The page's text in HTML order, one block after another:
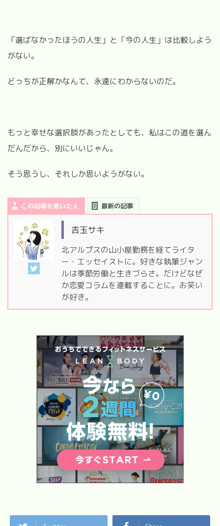
「選ばなかったほうの人生」と「今の人生」は比較しよう
がない。
どっちが正解かなんて、永遠にわからないのだ。
もっと幸せな選択肢があったとしても、私はこの道を選ん
だんだから、別にいいじゃん。
そう思うし、それしか思いようがない。
この記事を書いた人 最新の記事
吉玉サキ
北アルプスの山小屋勤務を経てライタ
ー・エッセイストに。好きな執筆ジャン
ルは季節労働と生きづらさ。だけどなぜ
か恋愛コラムを連載することに。お笑い
が好き。